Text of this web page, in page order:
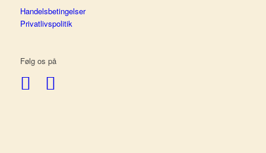
Handelsbetingelser
Privatlivspolitik
Følg os på